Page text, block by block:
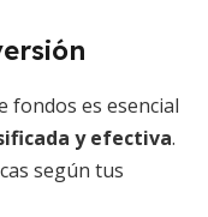
fondos es esencial
y efectiva.
según tus